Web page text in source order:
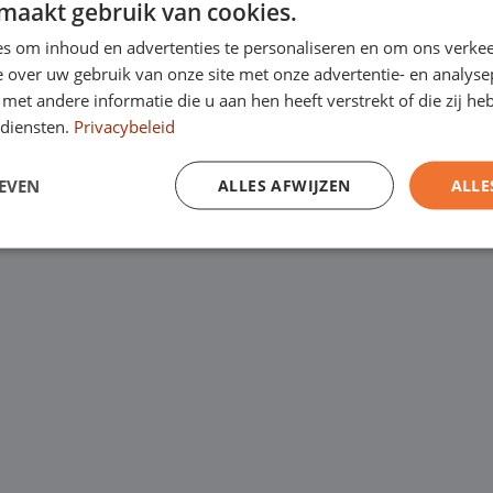
laagste
Eurocars
op
Emopad 29, 5663
Varenschut 7,
Van maandag tot en
zaterdag van 09:00
gebruik van cookies.
om inhoud en advertenties te personaliseren en om ons
uw gebruik van onze site met onze advertentie- en
andere informatie die u aan hen heeft verstrekt of die zij
Privacybeleid
ALLES AFWIJZEN